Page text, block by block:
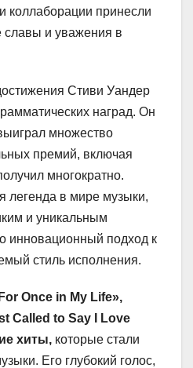
коллаборации принесли
и уважения в
Стиви Уандер
наград. Он
множество
премий, включая
многократно.
легенда в мире музыки,
и уникальным
инновационный подход к
стиль исполнения.
Once in My Life»,
Called to Say I Love
хиты, которые стали
Его глубокий голос,